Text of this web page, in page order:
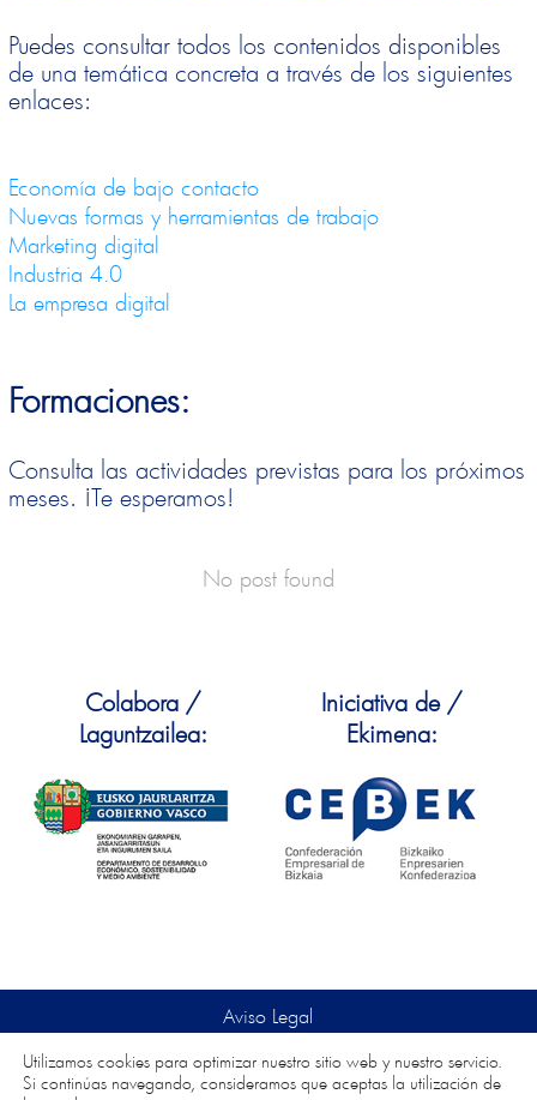
Puedes consultar todos los contenidos disponibles
de una temática concreta a través de los siguientes
enlaces:
Economía de bajo contacto
Nuevas formas y herramientas de trabajo
Marketing digital
Industria 4.0
La empresa digital
Formaciones:
Consulta las actividades previstas para los próximos
meses. ¡Te esperamos!
No post found
Colabora /
Laguntzailea:
Iniciativa de /
Ekimena:
Aviso Legal
Política de Cookies
Utilizamos cookies para optimizar nuestro sitio web y nuestro servicio.
Si continúas navegando, consideramos que aceptas la utilización de